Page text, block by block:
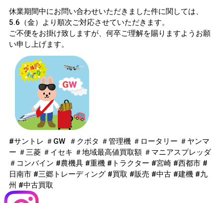
休業期間中にお問い合わせいただきました件に関しては、
5.6（金）より順次ご対応させていただきます。
ご不便をお掛け致しますが、何卒ご理解を賜りますようお願
い申し上げます。
#サントレ ＃GW ＃クボタ ＃管理機 ＃ロータリー ＃ヤンマ
ー ＃三菱 ＃イセキ ＃地域最高値買取額 ＃マニアスプレッダ
＃コンバイン #農機具 #重機 #トラクター #宮崎 #西都市 #
日南市 #三郷トレーディング #買取 #販売 #中古 #建機 #九
州 #中古買取